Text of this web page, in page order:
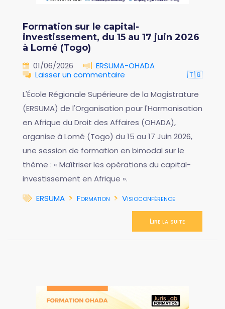
Formation sur le capital-
investissement, du 15 au 17 juin 2026
à Lomé (Togo)
01/06/2026
ERSUMA-OHADA
Laisser un commentaire
🇹🇬
L'École Régionale Supérieure de la Magistrature
(ERSUMA) de l'Organisation pour l'Harmonisation
en Afrique du Droit des Affaires (OHADA),
organise à Lomé (Togo) du 15 au 17 Juin 2026,
une session de formation en bimodal sur le
thème : « Maîtriser les opérations du capital-
investissement en Afrique ».
ERSUMA
Formation Visioconférence
Lire la suite